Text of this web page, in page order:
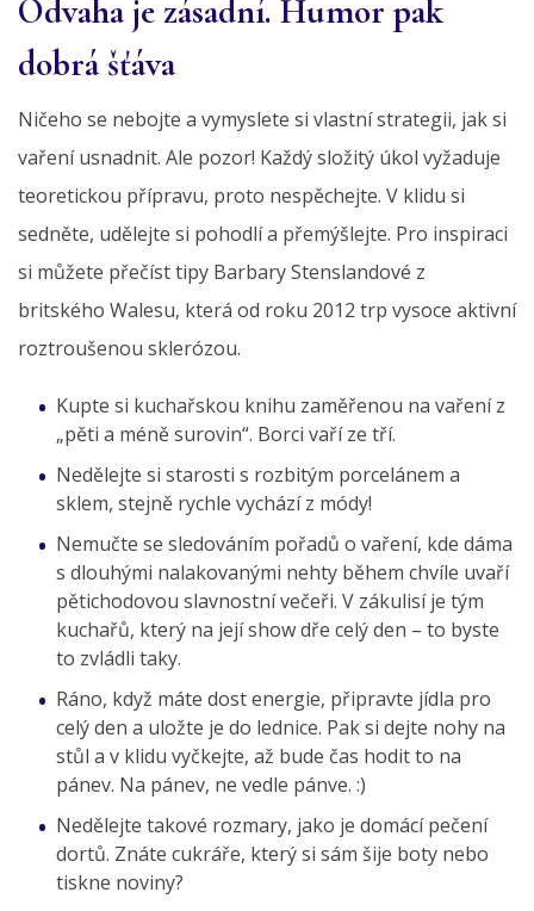
Odvaha je zásadní. Humor pak
dobrá šťáva
Ničeho se nebojte a vymyslete si vlastní strategii, jak si
vaření usnadnit. Ale pozor! Každý složitý úkol vyžaduje
teoretickou přípravu, proto nespěchejte. V klidu si
sedněte, udělejte si pohodlí a přemýšlejte. Pro inspiraci
si můžete přečíst tipy Barbary Stenslandové z
britského Walesu, která od roku 2012 trp vysoce aktivní
roztroušenou sklerózou.
Kupte si kuchařskou knihu zaměřenou na vaření z
„pěti a méně surovin“. Borci vaří ze tří.
Nedělejte si starosti s rozbitým porcelánem a
sklem, stejně rychle vychází z módy!
Nemučte se sledováním pořadů o vaření, kde dáma
s dlouhými nalakovanými nehty během chvíle uvaří
pětichodovou slavnostní večeři. V zákulisí je tým
kuchařů, který na její show dře celý den – to byste
to zvládli taky.
Ráno, když máte dost energie, připravte jídla pro
celý den a uložte je do lednice. Pak si dejte nohy na
stůl a v klidu vyčkejte, až bude čas hodit to na
pánev. Na pánev, ne vedle pánve. :)
Nedělejte takové rozmary, jako je domácí pečení
dortů. Znáte cukráře, který si sám šije boty nebo
tiskne noviny?